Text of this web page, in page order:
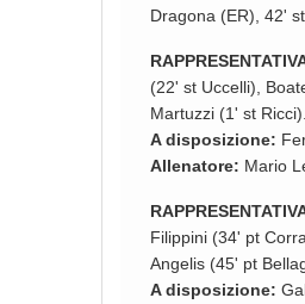
Dragona (ER), 42'
(22' st Uccelli),
Martuzzi (1' st Ricci).
A disposizione:
Allenatore: Mario
Filippini (34' pt
Angelis (45' pt
A disposizione: